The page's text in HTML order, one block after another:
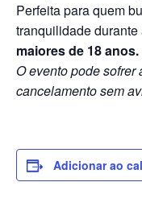
Perfeita para quem
tranquilidade durante
maiores de 18 anos.
O evento pode
cancelamento sem
Adicionar ao